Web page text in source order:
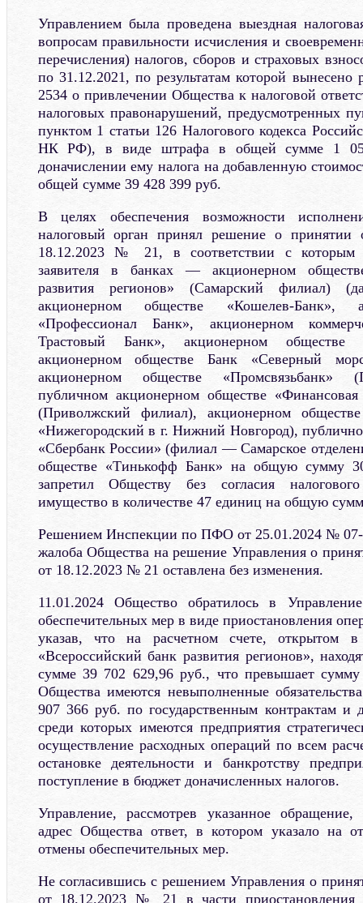
Управлением была проведена выездная
вопросам правильности исчисления и
перечисления) налогов, сборов и страховых
по 31.12.2021, по результатам которой
2534 о привлечении Общества к налоговой
налоговых правонарушений, предусмотренных
пунктом 1 статьи 126 Налогового кодекса
НК РФ), в виде штрафа в общей сумме 1
доначислении ему налога на добавленную
общей сумме 39 428 399 руб.
В целях обеспечения возможности
налоговый орган принял решение о принятии
18.12.2023 № 21, в соответствии с которым
заявителя в банках — акционерном
развития регионов» (Самарский
акционерном обществе «Кошелев-Банк»,
«Профессионал Банк», акционерном
Трастовый Банк», акционерном обществе
акционерном обществе Банк «Северный
акционерном обществе «Промсвязьбанк»
публичном акционерном обществе
(Приволжский филиал), акционерном
«Нижегородский в г. Нижний Новгород),
«Сбербанк России» (филиал — Самарское
обществе «Тинькофф Банк» на общую сумму
запретил Обществу без согласия
имущество в количестве 47 единиц на общую
Решением Инспекции по ПФО от 25.01.2024 № 07-
жалоба Общества на решение Управления о
от 18.12.2023 № 21 оставлена без изменения.
11.01.2024 Общество обратилось в
обеспечительных мер в виде приостановления
указав, что на расчетном счете, открытом в
«Всероссийский банк развития регионов»,
сумме 39 702 629,96 руб., что превышает
Общества имеются невыполненные
907 366 руб. по государственным контрактам и
среди которых имеются предприятия
осуществление расходных операций по всем
остановке деятельности и банкротству
поступление в бюджет доначисленных налогов.
Управление, рассмотрев указанное
адрес Общества ответ, в котором указало на
отмены обеспечительных мер.
Не согласившись с решением Управления о
от 18.12.2023 № 21 в части приостановления